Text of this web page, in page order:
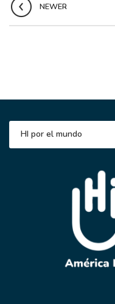
NEWER
HI por el mundo